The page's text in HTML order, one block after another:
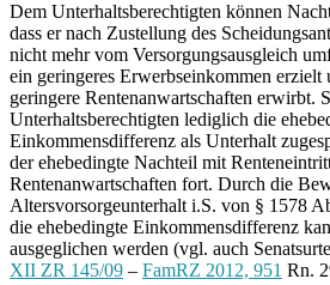
Dem Unterhaltsberechtigten können
dass er nach Zustellung des
nicht mehr vom Versorgungsausgleich
ein geringeres Erwerbseinkommen erzielt
geringere Rentenanwartschaften erwirbt.
Unterhaltsberechtigten lediglich die
Einkommensdifferenz als Unterhalt
der ehebedingte Nachteil mit
Rentenanwartschaften fort. Durch die
Altersvorsorgeunterhalt i.S. von § 1578
die ehebedingte Einkommensdifferenz
ausgeglichen werden (vgl. auch
XII ZR 145/09 – FamRZ 2012, 951 Rn.